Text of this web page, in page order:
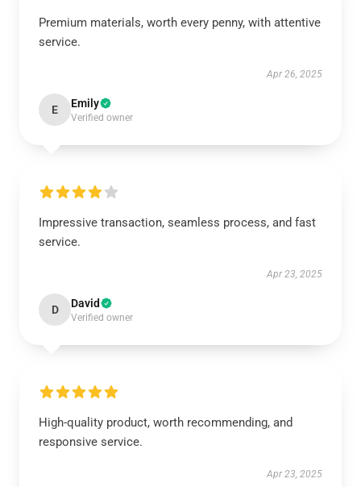
Premium materials, worth every penny, with attentive
service.
Apr 26, 2025
E Emily
Verified owner
Impressive transaction, seamless process, and fast
service.
Apr 23, 2025
D David
Verified owner
High-quality product, worth recommending, and
responsive service.
Apr 23, 2025